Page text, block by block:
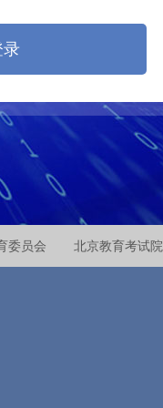
录
委员会 北京教育考试院